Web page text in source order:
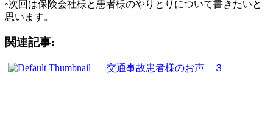
◦次回は保険会社様と患者様のやりとりについて書きたいと
思います。
関連記事:
交通事故患者様のお声 ３